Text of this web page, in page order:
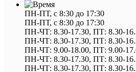
ПН-ПТ, с 8:30 до 17:30
ПН-ПТ, с 8:30 до 17:30
ПН-ЧТ: 8.30-17.30, ПТ: 8.30-
ПН-ЧТ: 8.30-17.30, ПТ: 8.30-
ПН-ЧТ: 9.00-18.00, ПТ: 9.00-
ПН-ЧТ: 8.30-17.30, ПТ: 8.30-
ПН-ЧТ: 8.30-17.30, ПТ: 8.30-